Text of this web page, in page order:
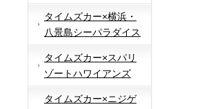
タイムズカー×横浜・
八景島シーパラダイス
タイムズカー×スパリ
ゾートハワイアンズ
タイムズカー×ニジゲ